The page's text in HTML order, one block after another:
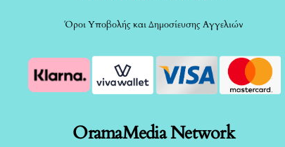
Όροι Υποβολής και Δημοσίευσης Αγγελιών
OramaMedia Network